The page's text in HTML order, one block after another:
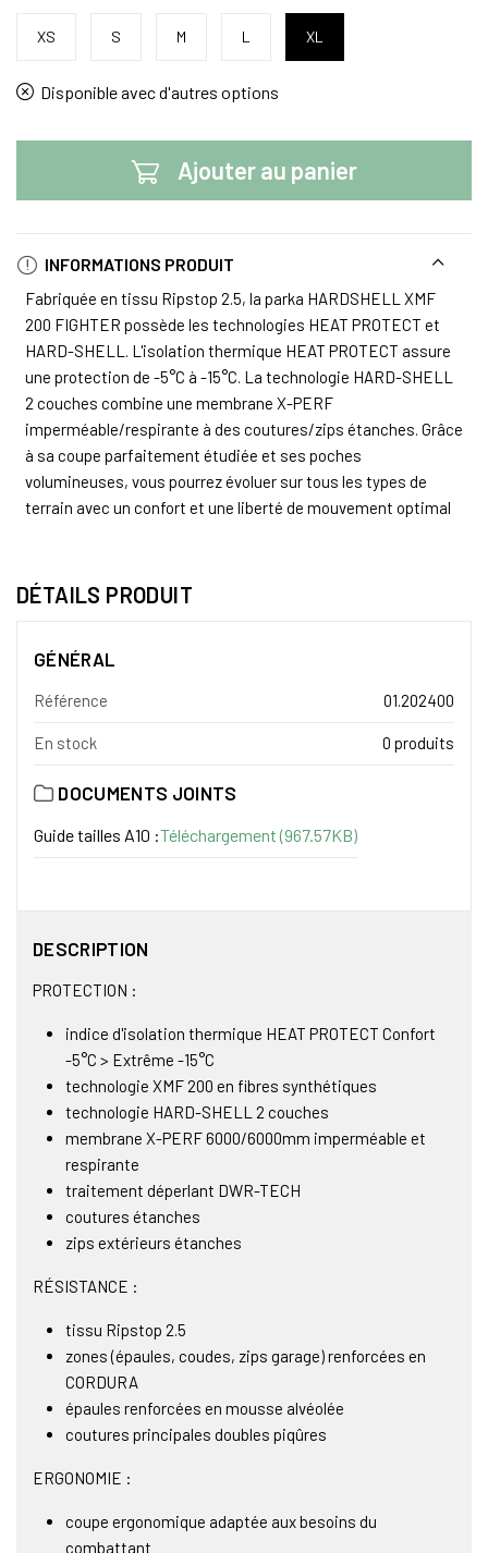
XS S M L XL
Disponible avec d'autres options
Ajouter au panier
INFORMATIONS PRODUIT
Fabriquée en tissu Ripstop 2.5, la parka HARDSHELL XMF
200 FIGHTER possède les technologies HEAT PROTECT et
HARD-SHELL. L'isolation thermique HEAT PROTECT assure
une protection de -5°C à -15°C. La technologie HARD-SHELL
2 couches combine une membrane X-PERF
imperméable/respirante à des coutures/zips étanches. Grâce
à sa coupe parfaitement étudiée et ses poches
volumineuses, vous pourrez évoluer sur tous les types de
terrain avec un confort et une liberté de mouvement optimal
DÉTAILS PRODUIT
GÉNÉRAL
Référence 01.202400
En stock 0 produits
DOCUMENTS JOINTS
Guide tailles A10 :Téléchargement (967.57KB)
DESCRIPTION
PROTECTION :
indice d'isolation thermique HEAT PROTECT Confort
-5°C > Extrême -15°C
technologie XMF 200 en fibres synthétiques
technologie HARD-SHELL 2 couches
membrane X-PERF 6000/6000mm imperméable et
respirante
traitement déperlant DWR-TECH
coutures étanches
zips extérieurs étanches
RÉSISTANCE :
tissu Ripstop 2.5
zones (épaules, coudes, zips garage) renforcées en
CORDURA
épaules renforcées en mousse alvéolée
coutures principales doubles piqûres
ERGONOMIE :
coupe ergonomique adaptée aux besoins du
combattant